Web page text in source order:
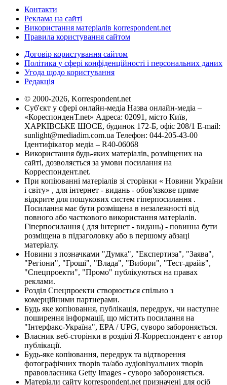
Контакти
Реклама на сайті
Використання матеріалів korrespondent.net
Правила користування сайтом
Договір користування сайтом
Політика у сфері конфіденційності і персональних даних
Угода щодо користування
Редакція
© 2000-2026, Korrespondent.net
Суб'єкт у сфері онлайн-медіа Назва онлайн-медіа –
«КореспонденТ.net» Адреса: 02091, місто Київ,
ХАРКІВСЬКЕ ШОСЕ, будинок 172-Б, офіс 208/1 E-mail:
sunlight@mediadim.com.ua Телефон: 044-205-43-00
Ідентифікатор медіа – R40-06068
Використання будь-яких матеріалів, розміщених на
сайті, дозволяється за умови посилання на
Корреспондент.net.
При копіюванні матеріалів зі сторінки « Новини України
і світу» , для інтернет - видань - обов'язкове пряме
відкрите для пошукових систем гіперпосилання .
Посилання має бути розміщена в незалежності від
повного або часткового використання матеріалів.
Гіперпосилання ( для інтернет - видань) - повинна бути
розміщена в підзаголовку або в першому абзаці
матеріалу.
Новини з позначками "Думка", "Експертиза", "Заява",
"Регіони", "Гроші", "Влада", "Вибори", "Тест-драйв",
"Спецпроекти", "Промо" публікуються на правах
реклами.
Розділ Спецпроекти створюється спільно з
комерційними партнерами.
Будь яке копіювання, публікація, передрук, чи наступне
поширення інформації, що містить посилання на
"Інтерфакс-Україна", EPA / UPG, суворо забороняється.
Власник веб-сторінки в розділі Я-Корреспондент є автор
публікації.
Будь-яке копіювання, передрук та відтворення
фотографічних творів та/або аудіовізуальних творів
правовласника Getty Images - суворо забороняється.
Матеріали сайту korrespondent.net призначені для осіб